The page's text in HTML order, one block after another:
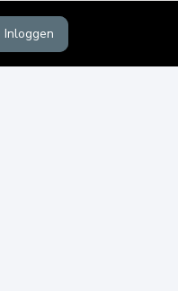
Inloggen